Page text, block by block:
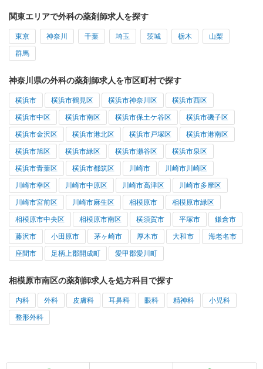
関東エリアで外科の薬剤師求人を探す
東京 神奈川 千葉 埼玉 茨城 栃木 山梨
群馬
神奈川県の外科の薬剤師求人を市区町村で探す
横浜市 横浜市鶴見区 横浜市神奈川区 横浜市西区
横浜市中区 横浜市南区 横浜市保土ケ谷区 横浜市磯子区
横浜市金沢区 横浜市港北区 横浜市戸塚区 横浜市港南区
横浜市旭区 横浜市緑区 横浜市瀬谷区 横浜市泉区
横浜市青葉区 横浜市都筑区 川崎市 川崎市川崎区
川崎市幸区 川崎市中原区 川崎市高津区 川崎市多摩区
川崎市宮前区 川崎市麻生区 相模原市 相模原市緑区
相模原市中央区 相模原市南区 横須賀市 平塚市 鎌倉市
藤沢市 小田原市 茅ヶ崎市 厚木市 大和市 海老名市
座間市 足柄上郡開成町 愛甲郡愛川町
相模原市南区の薬剤師求人を処方科目で探す
内科 外科 皮膚科 耳鼻科 眼科 精神科 小児科
整形外科